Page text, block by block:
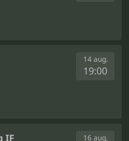
14 aug.
19:00
IF 16 aug.